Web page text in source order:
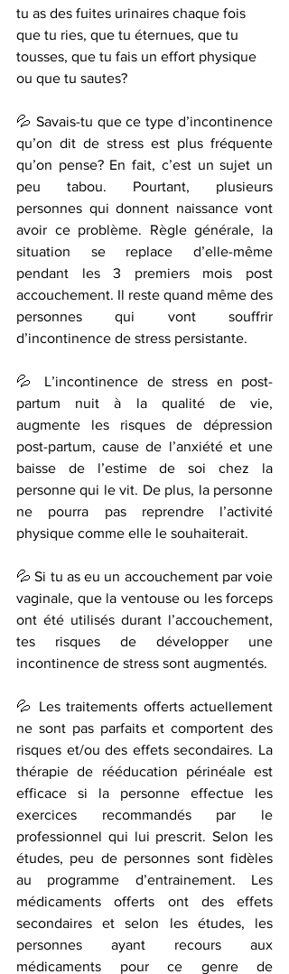
tu as des fuites urinaires chaque fois
que tu ries, que tu éternues, que tu
tousses, que tu fais un effort physique
ou que tu sautes?
💦 Savais-tu que ce type d’incontinence
qu’on dit de stress est plus fréquente
qu’on pense? En fait, c’est un sujet un
peu tabou. Pourtant, plusieurs
personnes qui donnent naissance vont
avoir ce problème. Règle générale, la
situation se replace d’elle-même
pendant les 3 premiers mois post
accouchement. Il reste quand même des
personnes qui vont souffrir
d’incontinence de stress persistante.
💦 L’incontinence de stress en post-
partum nuit à la qualité de vie,
augmente les risques de dépression
post-partum, cause de l’anxiété et une
baisse de l’estime de soi chez la
personne qui le vit. De plus, la personne
ne pourra pas reprendre l’activité
physique comme elle le souhaiterait.
💦 Si tu as eu un accouchement par voie
vaginale, que la ventouse ou les forceps
ont été utilisés durant l’accouchement,
tes risques de développer une
incontinence de stress sont augmentés.
💦 Les traitements offerts actuellement
ne sont pas parfaits et comportent des
risques et/ou des effets secondaires. La
thérapie de rééducation périnéale est
efficace si la personne effectue les
exercices recommandés par le
professionnel qui lui prescrit. Selon les
études, peu de personnes sont fidèles
au programme d’entrainement. Les
médicaments offerts ont des effets
secondaires et selon les études, les
personnes ayant recours aux
médicaments pour ce genre de